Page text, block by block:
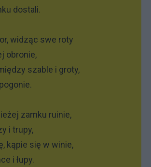
dostali.
widząc swe roty
obronie,
szable i groty,
zamku ruinie,
i trupy,
kąpie się w winie,
i łupy.